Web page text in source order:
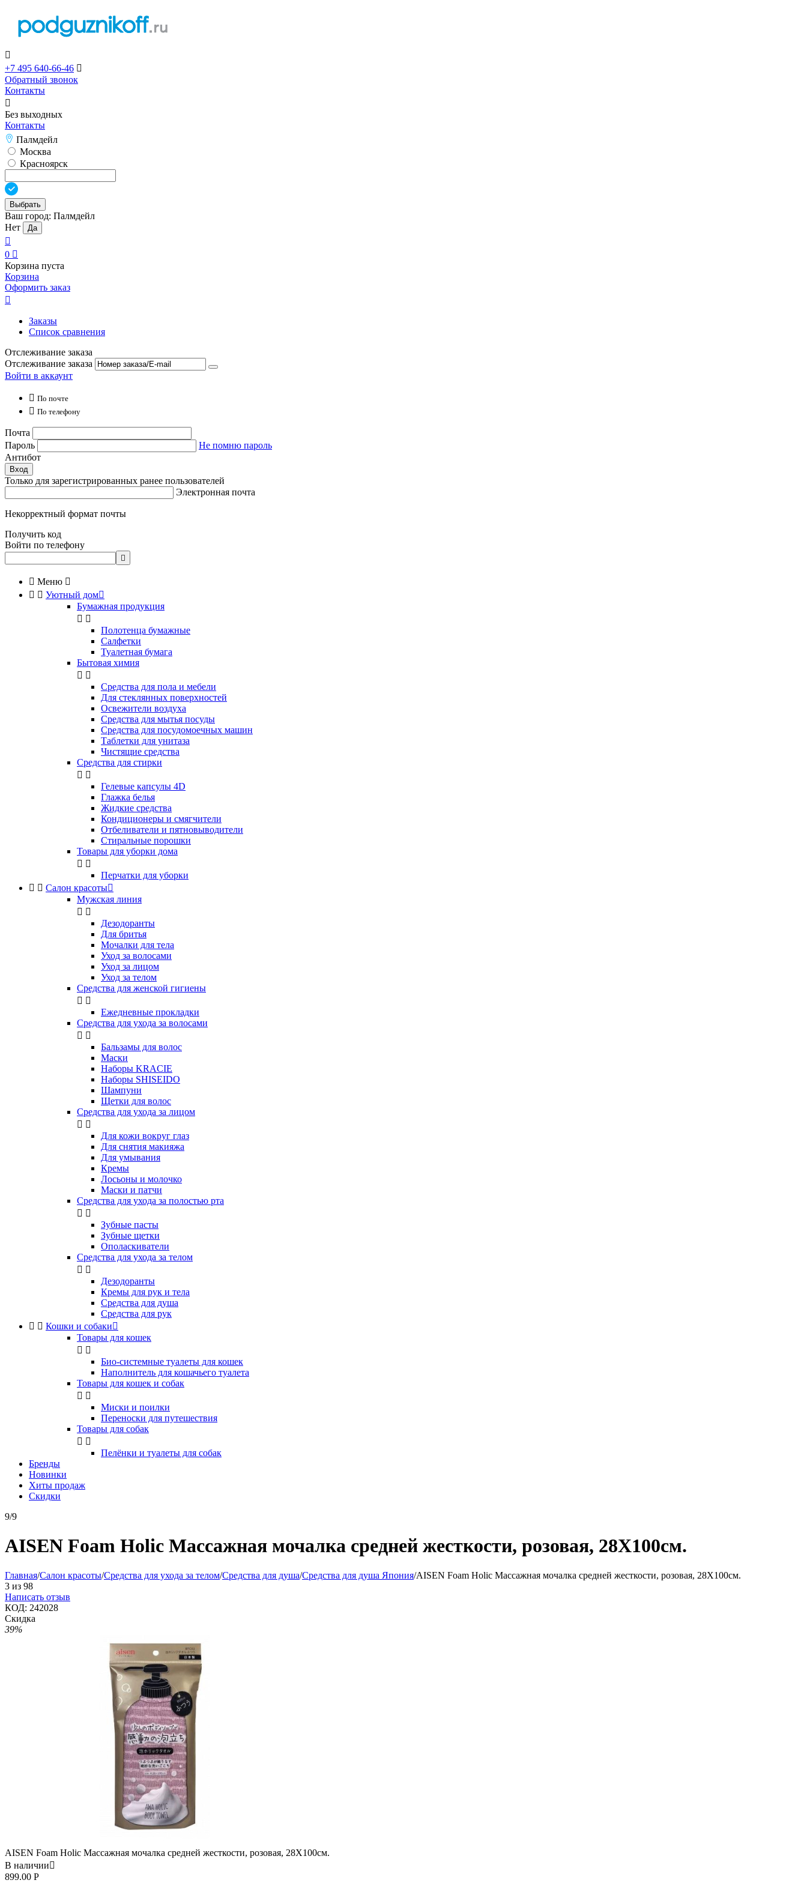

+7 495 640-66-46 
Обратный звонок
Контакты

Без выходных
Контакты
Палмдейл
Москва
Красноярск
Выбрать
Ваш город: Палмдейл
Нет
Да

0 
Корзина пуста
Корзина
Оформить заказ

Заказы
Список сравнения
Отслеживание заказа
Отслеживание заказа
Войти в аккаунт
 По почте
 По телефону
Почта
Пароль
Не помню пароль
Антибот
Вход
Только для зарегистрированных ранее пользователей
Электронная почта
Некорректный формат почты
Получить код
Войти по телефону

 Меню 
  Уютный дом
Бумажная продукция
 
Полотенца бумажные
Салфетки
Туалетная бумага
Бытовая химия
 
Cредства для пола и мебели
Для стеклянных поверхностей
Освежители воздуха
Средства для мытья посуды
Средства для посудомоечных машин
Таблетки для унитаза
Чистящие средства
Средства для стирки
 
Гелевые капсулы 4D
Глажка белья
Жидкие средства
Кондиционеры и смягчители
Отбеливатели и пятновыводители
Стиральные порошки
Товары для уборки дома
 
Перчатки для уборки
  Салон красоты
Мужская линия
 
Дезодоранты
Для бритья
Мочалки для тела
Уход за волосами
Уход за лицом
Уход за телом
Средства для женской гигиены
 
Ежедневные прокладки
Средства для ухода за волосами
 
Бальзамы для волос
Маски
Наборы KRACIE
Наборы SHISEIDO
Шампуни
Щетки для волос
Средства для ухода за лицом
 
Для кожи вокруг глаз
Для снятия макияжа
Для умывания
Кремы
Лосьоны и молочко
Маски и патчи
Средства для ухода за полостью рта
 
Зубные пасты
Зубные щетки
Ополаскиватели
Средства для ухода за телом
 
Дезодоранты
Кремы для рук и тела
Средства для душа
Средства для рук
  Кошки и собаки
Товары для кошек
 
Био-системные туалеты для кошек
Наполнитель для кошачьего туалета
Товары для кошек и собак
 
Миски и поилки
Переноски для путешествия
Товары для собак
 
Пелёнки и туалеты для собак
Бренды
Новинки
Хиты продаж
Скидки
9/9
AISEN Foam Holic Массажная мочалка средней жесткости, розовая, 28Х100см.
Главная/Салон красоты/Средства для ухода за телом/Средства для душа/Средства для душа Япония/AISEN Foam Holic Массажная мочалка средней жесткости, розовая, 28Х100см.
3 из 98
Написать отзыв
КОД: 242028
Скидка
39%
AISEN Foam Holic Массажная мочалка средней жесткости, розовая, 28Х100см.
В наличии
899.00 Р